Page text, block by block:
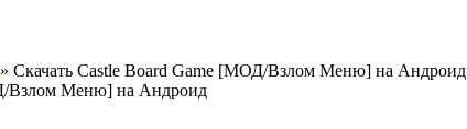
» Скачать Castle Board Game [МОД/Взлом Меню] на Андроид